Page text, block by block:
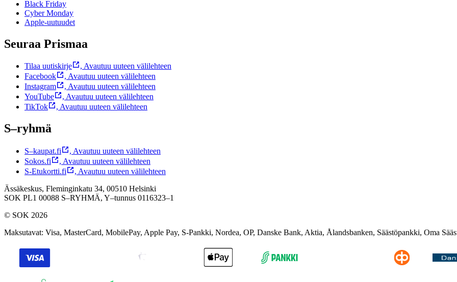
Black Friday
Cyber Monday
Apple-uutuudet
Seuraa Prismaa
Tilaa uutiskirje , Avautuu uuteen välilehteen
Facebook
, Avautuu uuteen välilehteen
Instagram
, Avautuu uuteen välilehteen
YouTube
, Avautuu uuteen välilehteen
TikTok
, Avautuu uuteen välilehteen
S–ryhmä
S–kaupat.fi , Avautuu uuteen välilehteen
Sokos.fi
, Avautuu uuteen välilehteen
S-Etukortti.fi
, Avautuu uuteen välilehteen
Ässäkeskus, Fleminginkatu 34, 00510 Helsinki
SOK PL1 00088 S–RYHMÄ, Y–tunnus 0116323–1
© SOK 2026
Maksutavat: Visa, MasterCard, MobilePay, Apple Pay, S-Pankki, Nordea, OP, Danske Bank, Aktia, Ålandsbanken, Säästöpankki, Oma